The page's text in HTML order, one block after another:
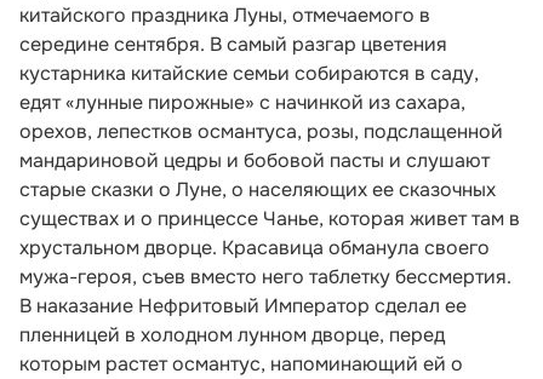
китайского праздника Луны, отмечаемого в
середине сентября. В самый разгар цветения
кустарника китайские семьи собираются в саду,
едят «лунные пирожные» с начинкой из сахара,
орехов, лепестков османтуса, розы, подслащенной
мандариновой цедры и бобовой пасты и слушают
старые сказки о Луне, о населяющих ее сказочных
существах и о принцессе Чанье, которая живет там в
хрустальном дворце. Красавица обманула своего
мужа-героя, съев вместо него таблетку бессмертия.
В наказание Нефритовый Император сделал ее
пленницей в холодном лунном дворце, перед
которым растет османтус, напоминающий ей о